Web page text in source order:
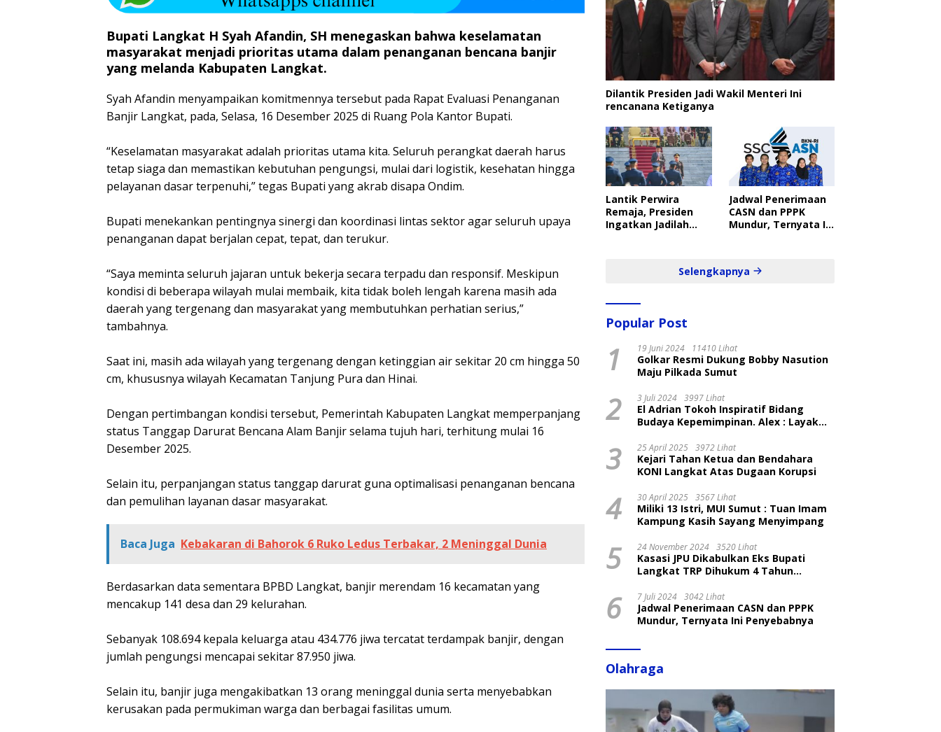
Bupati Langkat H Syah Afandin, SH menegaskan bahwa keselamatan
masyarakat menjadi prioritas utama dalam penanganan bencana banjir
yang melanda Kabupaten Langkat.
Syah Afandin menyampaikan komitmennya tersebut pada Rapat Evaluasi Penanganan
Banjir Langkat, pada, Selasa, 16 Desember 2025 di Ruang Pola Kantor Bupati.
‎“Keselamatan masyarakat adalah prioritas utama kita. Seluruh perangkat daerah harus
tetap siaga dan memastikan kebutuhan pengungsi, mulai dari logistik, kesehatan hingga
pelayanan dasar terpenuhi,” tegas Bupati yang akrab disapa Ondim.
‎Bupati menekankan pentingnya sinergi dan koordinasi lintas sektor agar seluruh upaya
penanganan dapat berjalan cepat, tepat, dan terukur.
‎“Saya meminta seluruh jajaran untuk bekerja secara terpadu dan responsif. Meskipun
kondisi di beberapa wilayah mulai membaik, kita tidak boleh lengah karena masih ada
daerah yang tergenang dan masyarakat yang membutuhkan perhatian serius,”
tambahnya.
‎Saat ini, masih ada wilayah yang tergenang dengan ketinggian air sekitar 20 cm hingga 50
cm, khususnya wilayah Kecamatan Tanjung Pura dan Hinai.
‎Dengan pertimbangan kondisi tersebut, Pemerintah Kabupaten Langkat memperpanjang
status Tanggap Darurat Bencana Alam Banjir selama tujuh hari, terhitung mulai 16
Desember 2025.
‎Selain itu, perpanjangan status tanggap darurat guna optimalisasi penanganan bencana
dan pemulihan layanan dasar masyarakat.
Baca Juga Kebakaran di Bahorok 6 Ruko Ledus Terbakar, 2 Meninggal Dunia
Berdasarkan data sementara BPBD Langkat, banjir merendam 16 kecamatan yang
mencakup 141 desa dan 29 kelurahan.
‎Sebanyak 108.694 kepala keluarga atau 434.776 jiwa tercatat terdampak banjir, dengan
jumlah pengungsi mencapai sekitar 87.950 jiwa.
‎Selain itu, banjir juga mengakibatkan 13 orang meninggal dunia serta menyebabkan
kerusakan pada permukiman warga dan berbagai fasilitas umum.
Dilantik Presiden Jadi Wakil Menteri Ini
rencanana Ketiganya
Lantik Perwira
Remaja, Presiden
Ingatkan Jadilah
Jadwal Penerimaan
CASN dan PPPK
Mundur, Ternyata Ini
Selengkapnya
Popular Post
1 19 Juni 2024 11410 Lihat
Golkar Resmi Dukung Bobby Nasution
Maju Pilkada Sumut
2 3 Juli 2024 3997 Lihat
El Adrian Tokoh Inspiratif Bidang
Budaya Kepemimpinan. Alex : Layak
3 25 April 2025 3972 Lihat
Kejari Tahan Ketua dan Bendahara
KONI Langkat Atas Dugaan Korupsi
4 30 April 2025 3567 Lihat
Miliki 13 Istri, MUI Sumut : Tuan Imam
Kampung Kasih Sayang Menyimpang
5 24 November 2024 3520 Lihat
Kasasi JPU Dikabulkan Eks Bupati
Langkat TRP Dihukum 4 Tahun
6 7 Juli 2024 3042 Lihat
Jadwal Penerimaan CASN dan PPPK
Mundur, Ternyata Ini Penyebabnya
Olahraga